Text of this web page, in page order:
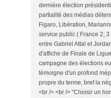
dernière élection
partialité des médias
Figaro, Libération,
service public ( France 2,
entre Gabriel Attal et
d'affiche de Finale de
campagne des élections
témoigne d'un profond
propre du terme, bref la
<br /> <br /> "Choisir un